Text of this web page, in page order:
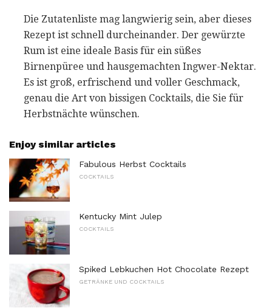
Die Zutatenliste mag langwierig sein, aber dieses
Rezept ist schnell durcheinander. Der gewürzte
Rum ist eine ideale Basis für ein süßes
Birnenpüree und hausgemachten Ingwer-Nektar.
Es ist groß, erfrischend und voller Geschmack,
genau die Art von bissigen Cocktails, die Sie für
Herbstnächte wünschen.
Enjoy similar articles
Fabulous Herbst Cocktails
COCKTAILS
Kentucky Mint Julep
COCKTAILS
Spiked Lebkuchen Hot Chocolate Rezept
GETRÄNKE UND COCKTAILS